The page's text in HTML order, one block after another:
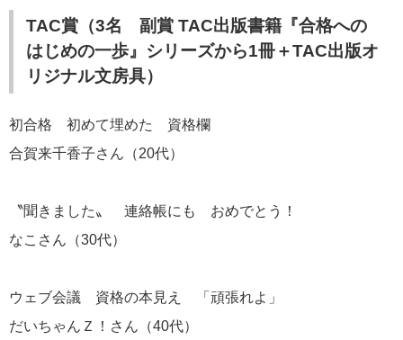
TAC賞（3名 副賞 TAC出版書籍『合格への
はじめの一歩』シリーズから1冊＋TAC出版オ
リジナル文房具）
初合格 初めて埋めた 資格欄
合賀来千香子さん（20代）
〝聞きました〟 連絡帳にも おめでとう！
なこさん（30代）
ウェブ会議 資格の本見え 「頑張れよ」
だいちゃんＺ！さん（40代）